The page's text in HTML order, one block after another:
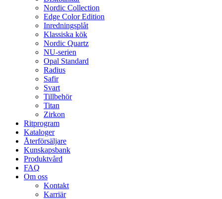
Nordic Collection
Edge Color Edition
Inredningsplåt
Klassiska kök
Nordic Quartz
NU-serien
Opal Standard
Radius
Safir
Svart
Tillbehör
Titan
Zirkon
Ritprogram
Kataloger
Återförsäljare
Kunskapsbank
Produktvård
FAQ
Om oss
Kontakt
Karriär